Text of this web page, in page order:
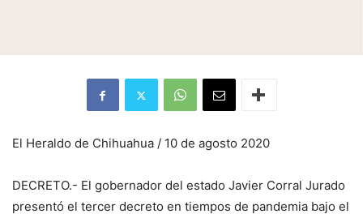
El Heraldo de Chihuahua / 10 de agosto 2020
DECRETO.- El gobernador del estado Javier Corral Jurado
presentó el tercer decreto en tiempos de pandemia bajo el